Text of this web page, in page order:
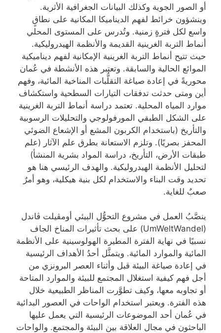
أو الصور الجوية وكذلك البيانات الجغرافية الأثرية.
وينشؤون خرائط لفهم الديناميكا المكانية على نطاقٍ
واسع لكل فترةٍ زمنية. وتُدرس على المستوى المحلي
أنماط التربة الغرينية القديمة والأنظمة الهيدروليكية.
حيث تتيح أنماط التربة الغرينية الإمكانية لفهم ديناميكية
الموائع الحالية والسابقة. وتعتبر هذه الأنشطة في عُمان
محوريةً في إعادة صياغة التقلُّبات المناخية المائية، وفهم
أين ومتى حدثت تدفقات التيارات السطحية واستكشاف
موارد المياه المحلية. تعتمد دراسة أنماط التربة الغرينية
على الشكل الطبقي المورفولوجي والتحليلات الرسوبية
والتأريخ (باستخدام الكربون المشع أو الإشعاع الضوئي
المحفز بصريًا). وتلزم الاستعانة بطرق علم الآثار (علم
طبقات الأرض، التأريخ، دراسة المواد بشرية المنشأ)
لتحليل الأنظمة الهيدروليكية. والهدف الرئيسي هنا هو
تحديد وقت البناء والاستخدام لكل بنية هيكلية، وهو أمرٌ
صعبٌ للغاية.
ينصَّبُ العمل في مشروع التحوُّل البيئي أومڤيلت ڤاندل
(UmWeltWandel) على بحث تأثيرات المناخ الجاف
نسبيًا في نهاية الفترة المطيرة الهولوسينية على الأنظمة
المائية والموارد المائية. ويتمثَّل أحدُ الأهداف الرئيسية
في إعادة صياغة البيئة قبل وأثناء العصر البرونزي من
أجل فهم كيفية استغلال المجتمع للبيئة والموارد المتاحة
أو تجاوبه معها، وكيف تطوَّرت المناظر الطبيعية خلال
هذه الفترة. ويعتبر استخدام الواحات في العصور البدائية
في عُمان أحد الموضوعات الرئيسية التي يعمل عليها
الباحثون في مجال العلاقة بين البيئة والمجتمع. والواحات